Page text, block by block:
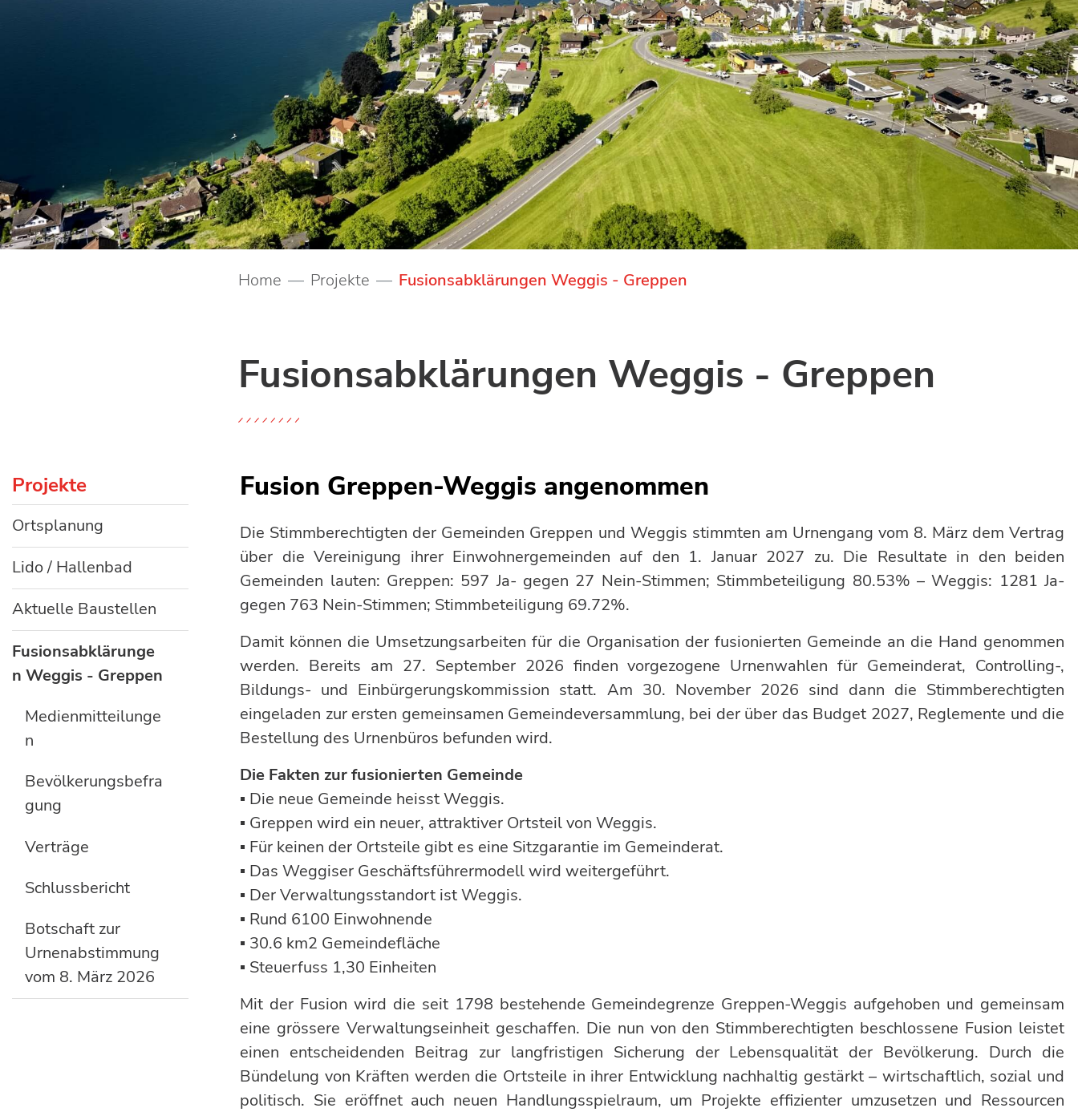
Projekte Fusionsabklärungen Weggis - Greppen
Fusionsabklärungen Weggis - Greppen
Projekte
Ortsplanung
Lido / Hallenbad
Aktuelle Baustellen
Fusionsabklärunge
n Weggis - Greppen
(ausgewählt)
Medienmitteilunge
n
Bevölkerungsbefra
gung
Verträge
Schlussbericht
Botschaft zur
Urnenabstimmung
vom 8. März 2026
Fusion Greppen-Weggis angenommen
Die Stimmberechtigten der Gemeinden Greppen und Weggis stimmten am Urnengang vom 8. März dem Vertrag
über die Vereinigung ihrer Einwohnergemeinden auf den 1. Januar 2027 zu. Die Resultate in den beiden
Gemeinden lauten: Greppen: 597 Ja- gegen 27 Nein-Stimmen; Stimmbeteiligung 80.53% – Weggis: 1281 Ja-
gegen 763 Nein-Stimmen; Stimmbeteiligung 69.72%.
Damit können die Umsetzungsarbeiten für die Organisation der fusionierten Gemeinde an die Hand genommen
werden. Bereits am 27. September 2026 finden vorgezogene Urnenwahlen für Gemeinderat, Controlling-,
Bildungs- und Einbürgerungskommission statt. Am 30. November 2026 sind dann die Stimmberechtigten
eingeladen zur ersten gemeinsamen Gemeindeversammlung, bei der über das Budget 2027, Reglemente und die
Bestellung des Urnenbüros befunden wird.
Die Fakten zur fusionierten Gemeinde
▪ Die neue Gemeinde heisst Weggis.
▪ Greppen wird ein neuer, attraktiver Ortsteil von Weggis.
▪ Für keinen der Ortsteile gibt es eine Sitzgarantie im Gemeinderat.
▪ Das Weggiser Geschäftsführermodell wird weitergeführt.
▪ Der Verwaltungsstandort ist Weggis.
▪ Rund 6100 Einwohnende
▪ 30.6 km2 Gemeindefläche
▪ Steuerfuss 1,30 Einheiten
Mit der Fusion wird die seit 1798 bestehende Gemeindegrenze Greppen-Weggis aufgehoben und gemeinsam
eine grössere Verwaltungseinheit geschaffen. Die nun von den Stimmberechtigten beschlossene Fusion leistet
einen entscheidenden Beitrag zur langfristigen Sicherung der Lebensqualität der Bevölkerung. Durch die
Bündelung von Kräften werden die Ortsteile in ihrer Entwicklung nachhaltig gestärkt – wirtschaftlich, sozial und
politisch. Sie eröffnet auch neuen Handlungsspielraum, um Projekte effizienter umzusetzen und Ressourcen